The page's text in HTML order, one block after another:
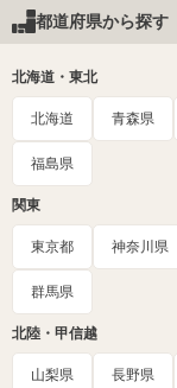
都道府県から探す
北海道・東北
北海道 青森県
福島県
関東
東京都 神奈川県
群馬県
北陸・甲信越
山梨県 長野県